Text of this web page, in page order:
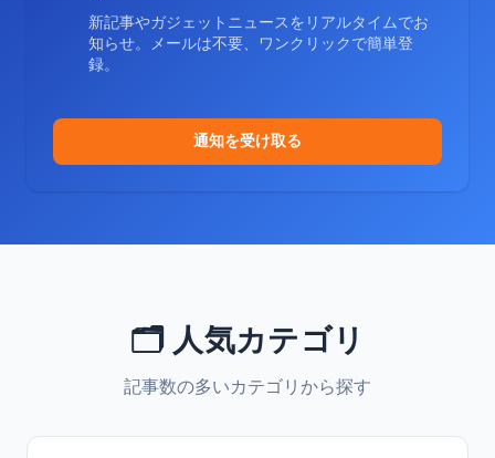
新記事やガジェットニュースをリアルタイムでお
知らせ。メールは不要、ワンクリックで簡単登
録。
通知を受け取る
🗂️ 人気カテゴリ
記事数の多いカテゴリから探す